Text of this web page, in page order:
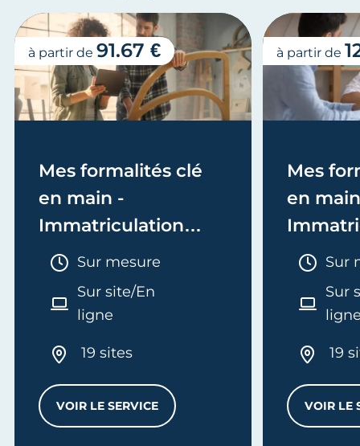
Mes formalités clé
en main -
Immatriculation
(EI/Micro-entreprise
ou réel)
Durée :
Sur mesure
Sur site/En
ligne
19 sites
VOIR LE SERVICEMES FORMALITÉS CLÉ EN MAIN -
à partir de 91.67 €
Mes
en
Sur
Sur
19
VOIR LE
à partir de